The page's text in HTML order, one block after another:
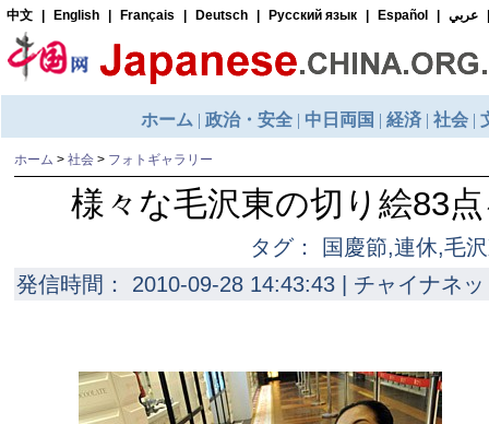
ホーム > 社会 > フォトギャラリー
様々な毛沢東の切り絵83
タグ： 国慶節,連休,毛
発信時間： 2010-09-28 14:43:43 | チャイナネ